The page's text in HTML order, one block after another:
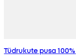
Tüdrukute pusa